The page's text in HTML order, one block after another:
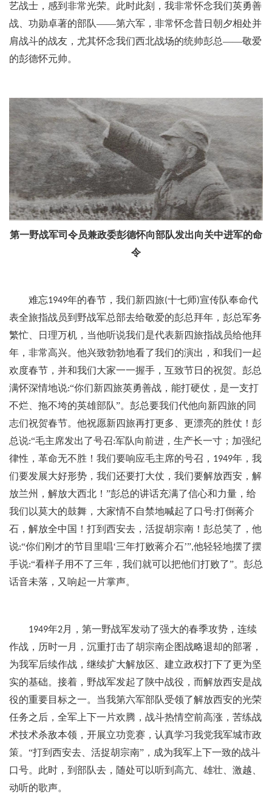
艺战士，感到非常光荣。此时此刻，我非常怀念我们英勇善
战、功勋卓著的部队——第六军，非常怀念昔日朝夕相处并
肩战斗的战友，尤其怀念我们西北战场的统帅彭总——敬爱
的彭德怀元帅。
第一野战军司令员兼政委彭德怀向部队发出向关中进军的命
令
难忘1949年的春节，我们新四旅(十七师)宣传队奉命代
表全旅指战员到野战军总部去给敬爱的彭总拜年，彭总军务
繁忙、日理万机，当他听说我们是代表新四旅指战员给他拜
年，非常高兴。他兴致勃勃地看了我们的演出，和我们一起
欢度春节，并和我们大家一一握手，互致节日的祝贺。彭总
满怀深情地说:“你们新四旅英勇善战，能打硬仗，是一支打
不烂、拖不垮的英雄部队”。彭总要我们代他向新四旅的同
志们祝贺春节。他祝愿新四旅再打更多、更漂亮的胜仗！彭
总说:“毛主席发出了号召:军队向前进，生产长一寸；加强纪
律性，革命无不胜！我们要响应毛主席的号召， 1949年，我
们要发展大好形势，我们还要打大仗，我们要解放西安，解
放兰州，解放大西北！”彭总的讲话充满了信心和力量，给
我们以莫大的鼓舞，大家情不自禁地喊起了口号:打倒蒋介
石，解放全中国！打到西安去，活捉胡宗南！彭总笑了，他
说:“你们刚才的节目里唱‘三年打败蒋介石’”,他轻轻地摆了摆
手说:“看样子用不了三年，我们就可以把他们打败了”。彭总
话音未落，又响起一片掌声。
1949年2月，第一野战军发动了强大的春季攻势，连续
作战，历时一月，沉重打击了胡宗南企图战略退却的部署，
为我军后续作战，继续扩大解放区、建立政权打下了更为坚
实的基础。接着，野战军发起了陕中战役，而解放西安是战
役的重要目标之一。当我第六军部队受领了解放西安的光荣
任务之后，全军上下一片欢腾，战斗热情空前高涨，苦练战
术技术杀敌本领，开展立功竞赛，认真学习我党我军城市政
策。“打到西安去、活捉胡宗南”，成为我军上下一致的战斗
口号。此时，到部队去，随处可以听到高亢、雄壮、激越、
动听的歌声。